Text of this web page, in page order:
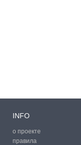
INFO
о проекте
правила